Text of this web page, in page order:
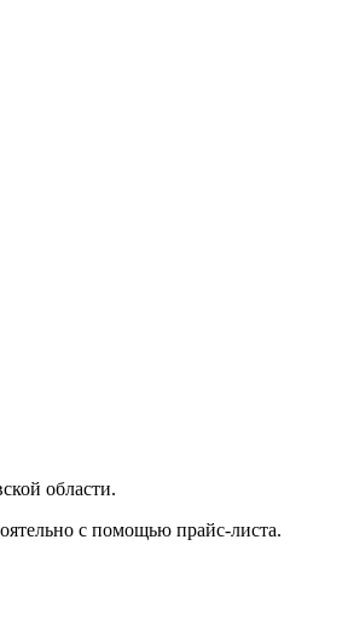
области.
с помощью прайс-листа.